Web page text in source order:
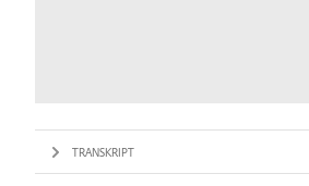
TRANSKRIPT